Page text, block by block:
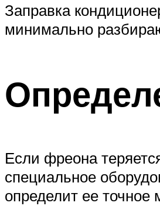
Заправка
минимально
Если фреона
специальное
определит ее точное